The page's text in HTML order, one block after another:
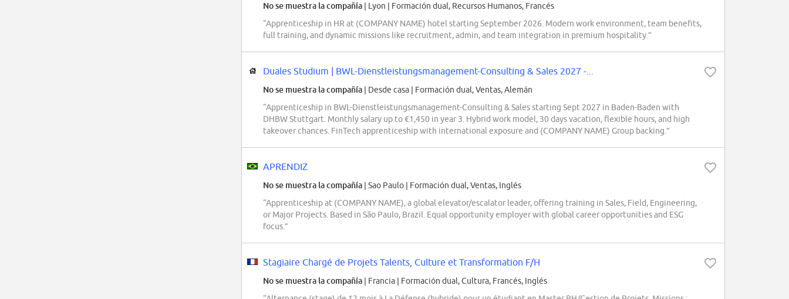
No se muestra la compañía | Lyon | Formación dual, Recursos Humanos, Francés
“Apprenticeship in HR at (COMPANY NAME) hotel starting September 2026. Modern work environment, team benefits,
full training, and dynamic missions like recruitment, admin, and team integration in premium hospitality.”
Duales Studium | BWL-Dienstleistungsmanagement-Consulting & Sales 2027 -...
No se muestra la compañía | Desde casa | Formación dual, Ventas, Alemán
“Apprenticeship in BWL-Dienstleistungsmanagement-Consulting & Sales starting Sept 2027 in Baden-Baden with
DHBW Stuttgart. Monthly salary up to €1,450 in year 3. Hybrid work model, 30 days vacation, flexible hours, and high
takeover chances. FinTech apprenticeship with international exposure and (COMPANY NAME) Group backing.”
APRENDIZ
No se muestra la compañía | Sao Paulo | Formación dual, Ventas, Inglés
“Apprenticeship at (COMPANY NAME), a global elevator/escalator leader, offering training in Sales, Field, Engineering,
or Major Projects. Based in São Paulo, Brazil. Equal opportunity employer with global career opportunities and ESG
focus.”
Stagiaire Chargé de Projets Talents, Culture et Transformation F/H
No se muestra la compañía | Francia | Formación dual, Cultura, Francés, Inglés